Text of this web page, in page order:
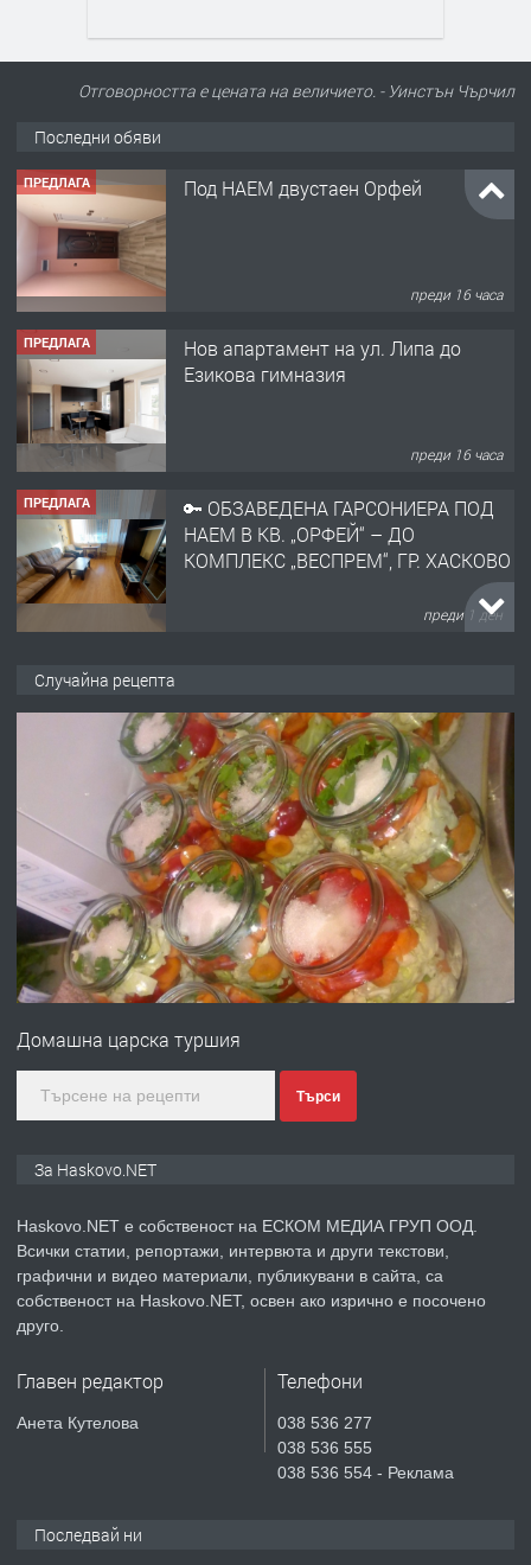
Отговорността е цената на величието. - Уинстън Чърчил
Последни обяви
ПРЕДЛАГА Под НАЕМ двустаен Орфей
преди 16 часа
ПРЕДЛАГА
Нов апартамент на ул. Липа до
Езикова гимназия
преди 16 часа
ПРЕДЛАГА
🔑 ОБЗАВЕДЕНА ГАРСОНИЕРА ПОД
НАЕМ В КВ. „ОРФЕЙ“ – ДО
КОМПЛЕКС „ВЕСПРЕМ“, ГР. ХАСКОВО
преди 1 ден
АПАРТАМЕНТ В ЦЕНТЪРА НА ГР.
ХАСКОВО
преди 2 дни
ПРЕДЛАГА Давам гараж под наем
преди 2 дни
ПРЕДЛАГА
№4120 Магазин/Офис под наем в кв.
градската градина!
преди 3 дни
ПРЕДЛАГА
Продавам парцел в гр. Хасково кв.
СГЛОБЯВАНЕ НА МЕБЕЛИ.
Случайна рецепта
Домашна царска туршия
Търси
За Haskovo.NET
Haskovo.NET е собственост на ЕСКОМ МЕДИА ГРУП ООД.
Всички статии, репортажи, интервюта и други текстови,
графични и видео материали, публикувани в сайта, са
собственост на Haskovo.NET, освен ако изрично е посочено
друго.
Главен редактор
Анета Кутелова
Телефони
038 536 277
038 536 555
038 536 554 - Реклама
Последвай ни